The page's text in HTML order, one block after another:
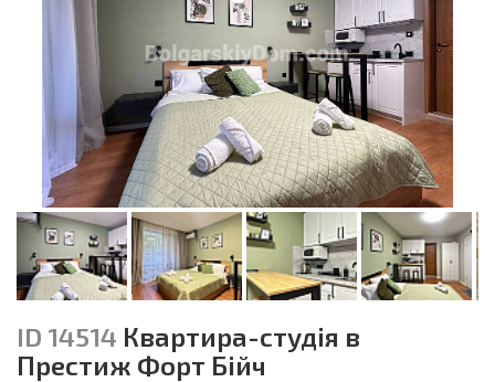
ID 14514 Квартира-студія в
Престиж Форт Бійч